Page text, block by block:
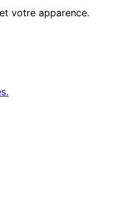
votre apparence.